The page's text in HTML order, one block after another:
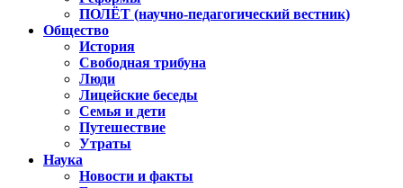
ПОЛЁТ (научно-педагогический вестник)
Общество
История
Свободная трибуна
Люди
Лицейские беседы
Семья и дети
Путешествие
Утраты
Наука
Новости и факты